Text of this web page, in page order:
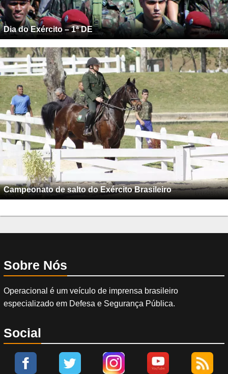
Dia do Exército – 1ª DE
Campeonato de salto do Exército Brasileiro
Sobre Nós
Operacional é um veículo de imprensa brasileiro
especializado em Defesa e Segurança Pública.
Social